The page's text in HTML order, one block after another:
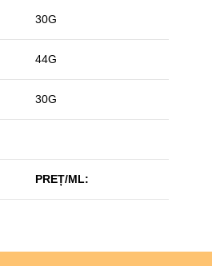
30G
44G
30G
PREȚ/ML: